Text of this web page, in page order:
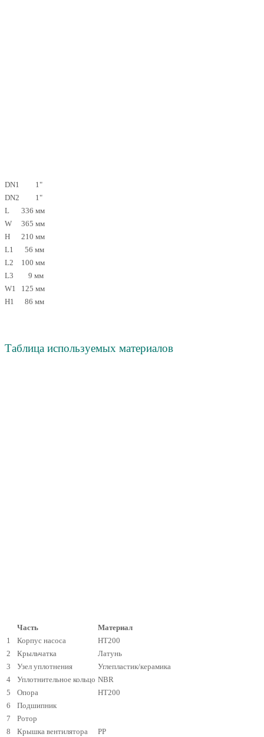
DN1
1"
DN2
1"
L
336 мм
W
365 мм
H
210 мм
L1
56 мм
L2
100 мм
L3
9 мм
W1
125 мм
H1
86 мм
Таблица используемых материалов
Часть
Материал
1
Корпус насоса
HT200
2
Крыльчатка
Латунь
3
Узел уплотнения
Углепластик/керамика
4
Уплотнительное кольцо NBR
5
Опора
HT200
6
Подшипник
7
Ротор
8
Крышка вентилятора
PP